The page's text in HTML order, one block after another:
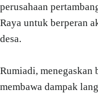
perusahaan
Raya untuk berperan
desa.
Rumiadi, menegaskan
membawa dampak